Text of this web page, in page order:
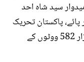
این اے 33 پر آزاد امیدوار سید شاہ احد
قرار پائے، پاکستان تحریک
انصاف پارلیمنٹیرینز کے پرویز خٹک 25 ہزار 582 ووٹوں کے